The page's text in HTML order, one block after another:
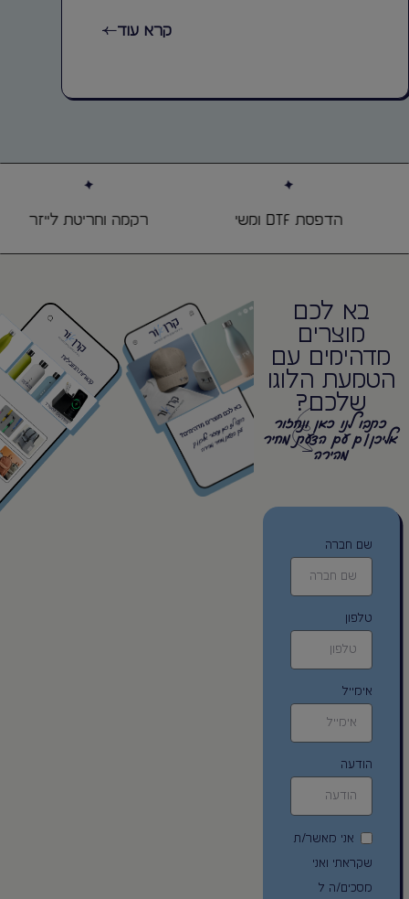
קרא עוד
הדפסת DTF ומשי רקמה וחריטת לייזר
בא לכם
מוצרים
מדהימים עם
הטמעת הלוגו
שלכם?
כתבו לנו כאן ונחזור
אליכן/ם עם הצעת מחיר
מהירה
שם חברה
טלפון
אימייל
הודעה
אני מאשר/ת
שקראתי ואני
מסכים/ה ל